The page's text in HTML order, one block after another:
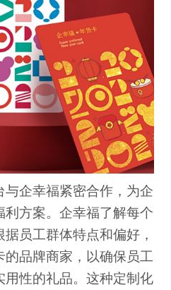
企幸福紧密合作，为企
方案。企幸福了解每个
员工群体特点和偏好，
品牌商家，以确保员工
性的礼品。这种定制化